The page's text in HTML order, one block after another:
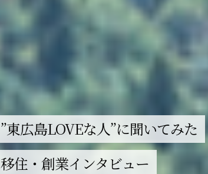
”東広島LOVEな人”に聞いてみた
移住・創業インタビュー